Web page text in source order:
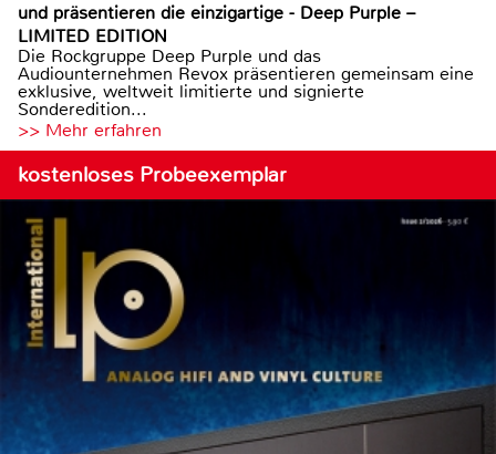
und präsentieren die einzigartige - Deep Purple –
LIMITED EDITION
Die Rockgruppe Deep Purple und das
Audiounternehmen Revox präsentieren gemeinsam eine
exklusive, weltweit limitierte und signierte
Sonderedition...
>> Mehr erfahren
kostenloses Probeexemplar